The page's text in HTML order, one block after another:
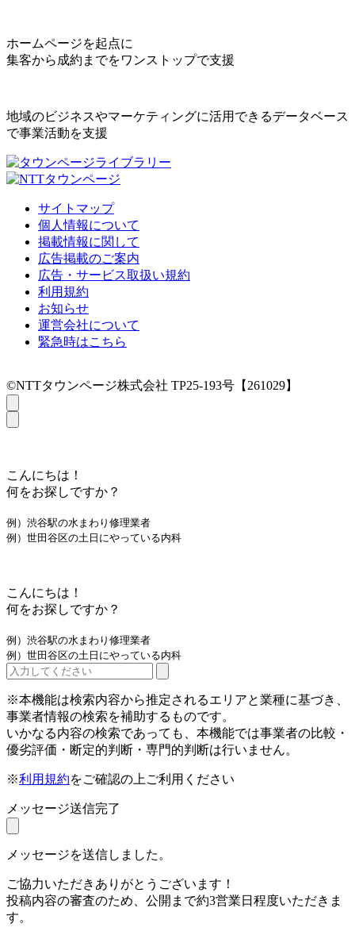
ホームページを起点に
集客から成約までをワンストップで支援
地域のビジネスやマーケティングに活用できるデータベース
で事業活動を支援
サイトマップ
個人情報について
掲載情報に関して
広告掲載のご案内
広告・サービス取扱い規約
利用規約
お知らせ
運営会社について
緊急時はこちら
©NTTタウンページ株式会社 TP25-193号【261029】
こんにちは！
何をお探しですか？
例）渋谷駅の水まわり修理業者
例）世田谷区の土日にやっている内科
こんにちは！
何をお探しですか？
例）渋谷駅の水まわり修理業者
例）世田谷区の土日にやっている内科
※本機能は検索内容から推定されるエリアと業種に基づき、
事業者情報の検索を補助するものです。
いかなる内容の検索であっても、本機能では事業者の比較・
優劣評価・断定的判断・専門的判断は行いません。
※利用規約をご確認の上ご利用ください
メッセージ送信完了
メッセージを送信しました。
ご協力いただきありがとうございます！
投稿内容の審査のため、公開まで約3営業日程度いただきま
す。